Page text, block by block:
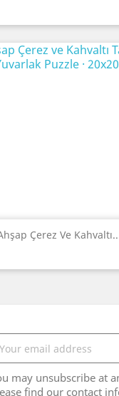
Çerez Ve
Quick view
may unsubscribe at
find our contact